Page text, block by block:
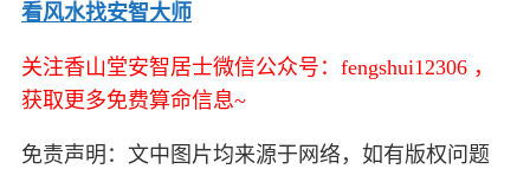
看风水找安智大师
关注香山堂安智居士微信公众号：fengshui12306 ，
获取更多免费算命信息~
免责声明：文中图片均来源于网络，如有版权问题